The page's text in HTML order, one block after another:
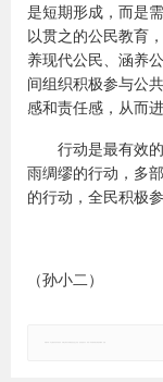
是短期形成，而是
以贯之的公民教育
养现代公民、涵养
间组织积极参与公
感和责任感，从而
行动是最有效
雨绸缪的行动，多
的行动，全民积极
（孙小二）